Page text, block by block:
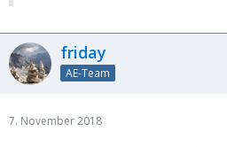
friday
AE-Team
7. November 2018